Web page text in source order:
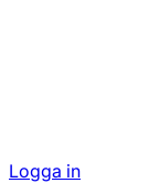
Logga in